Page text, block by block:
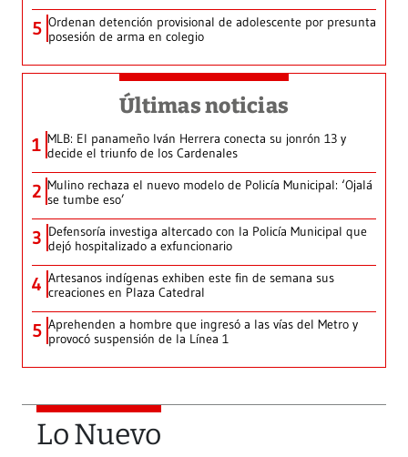
5 Ordenan detención provisional de adolescente por presunta
posesión de arma en colegio
Últimas noticias
1 MLB: El panameño Iván Herrera conecta su jonrón 13 y
decide el triunfo de los Cardenales
2 Mulino rechaza el nuevo modelo de Policía Municipal: ‘Ojalá
se tumbe eso’
3 Defensoría investiga altercado con la Policía Municipal que
dejó hospitalizado a exfuncionario
4 Artesanos indígenas exhiben este fin de semana sus
creaciones en Plaza Catedral
5 Aprehenden a hombre que ingresó a las vías del Metro y
provocó suspensión de la Línea 1
Lo Nuevo